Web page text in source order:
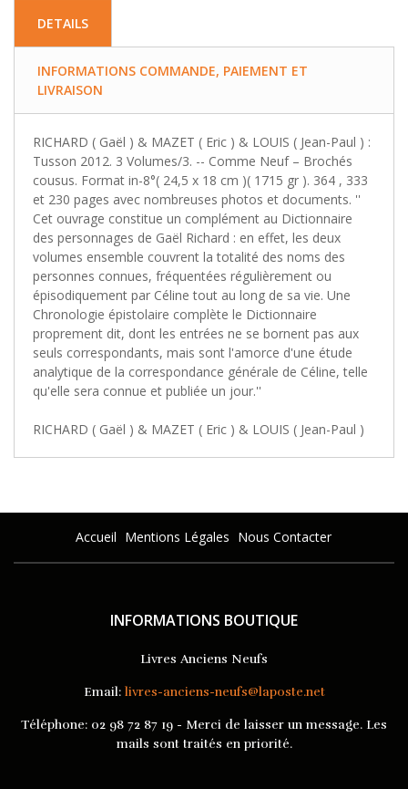
DETAILS
INFORMATIONS COMMANDE, PAIEMENT ET
LIVRAISON
RICHARD ( Gaël ) & MAZET ( Eric ) & LOUIS ( Jean-Paul ) :
Tusson 2012. 3 Volumes/3. -- Comme Neuf – Brochés
cousus. Format in-8°( 24,5 x 18 cm )( 1715 gr ). 364 , 333
et 230 pages avec nombreuses photos et documents. ''
Cet ouvrage constitue un complément au Dictionnaire
des personnages de Gaël Richard : en effet, les deux
volumes ensemble couvrent la totalité des noms des
personnes connues, fréquentées régulièrement ou
épisodiquement par Céline tout au long de sa vie. Une
Chronologie épistolaire complète le Dictionnaire
proprement dit, dont les entrées ne se bornent pas aux
seuls correspondants, mais sont l'amorce d'une étude
analytique de la correspondance générale de Céline, telle
qu'elle sera connue et publiée un jour.''
RICHARD ( Gaël ) & MAZET ( Eric ) & LOUIS ( Jean-Paul )
Accueil Mentions Légales Nous Contacter
INFORMATIONS BOUTIQUE
Livres Anciens Neufs
Email: livres-anciens-neufs@laposte.net
Téléphone: 02 98 72 87 19 - Merci de laisser un message. Les
mails sont traités en priorité.